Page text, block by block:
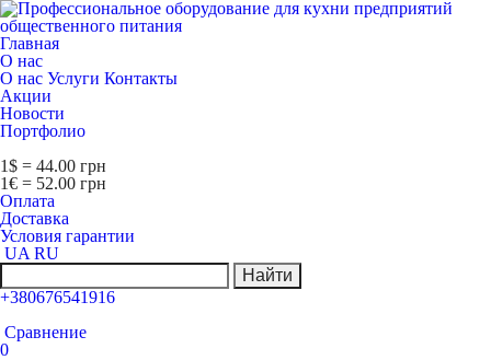
Главная
О нас
О нас Услуги Контакты
Акции
Новости
Портфолио
1$ = 44.00 грн
1€ = 52.00 грн
Оплата
Доставка
Условия гарантии
UA RU
Найти
+380676541916
Сравнение
0